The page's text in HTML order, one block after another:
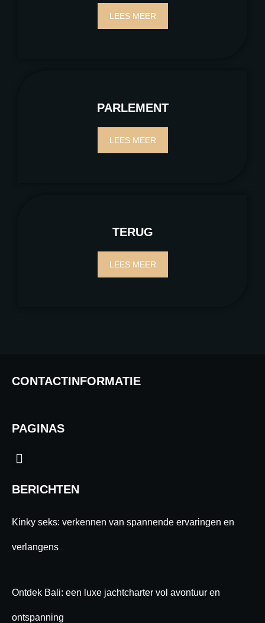
LEES MEER
PARLEMENT
LEES MEER
TERUG
LEES MEER
CONTACTINFORMATIE
PAGINAS
Menu
BERICHTEN
Kinky seks: verkennen van spannende ervaringen en
verlangens
Ontdek Bali: een luxe jachtcharter vol avontuur en
ontspanning